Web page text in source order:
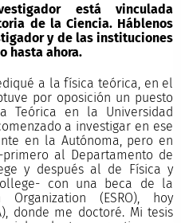
está vinculada
de la Ciencia. Háblenos
y de las instituciones
hasta ahora.
a la física teórica, en el
por oposición un puesto
Teórica en la Universidad
a investigar en ese
en la Autónoma, pero en
al Departamento de
y después al de Física y
con una beca de la
Organization (ESRO), hoy
donde me doctoré. Mi tesis